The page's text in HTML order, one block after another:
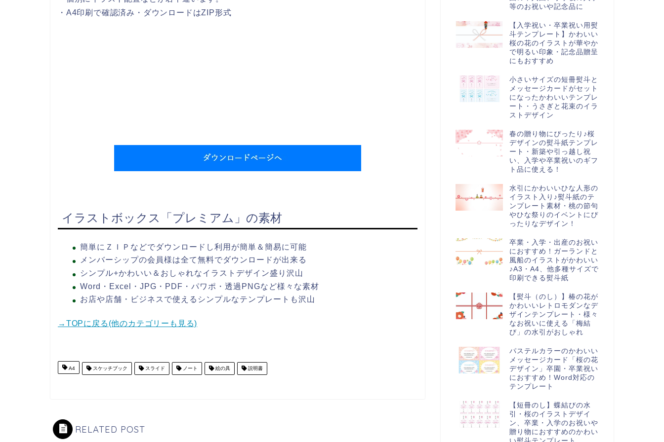
・A4印刷で確認済み・ダウンロードはZIP形式
イラストボックス「プレミアム」の素材
簡単にＺＩＰなどでダウンロードし利用が簡単＆簡易に可能
メンバーシップの会員様は全て無料でダウンロードが出来る
シンプル+かわいい＆おしゃれなイラストデザイン盛り沢山
Word・Excel・JPG・PDF・パワポ・透過PNGなど様々な素材
お店や店舗・ビジネスで使えるシンプルなテンプレートも沢山
→TOPに戻る(他のカテゴリーも見る)
A4 スケッチブック スライド ノート 絵の具 説明書
RELATED POST
等のお祝いや記念品に
【入学祝い・卒業祝い用熨
斗テンプレート】かわいい
桜の花のイラストが華やか
で明るい印象・記念品贈呈
にもおすすめ
小さいサイズの短冊熨斗と
メッセージカードがセット
になったかわいいテンプレ
ート・うさぎと花束のイラ
ストデザイン
春の贈り物にぴったり♪桜
デザインの熨斗紙テンプレ
ート・新築や引っ越し祝
い、入学や卒業祝いのギフ
ト品に使える！
水引にかわいいひな人形の
イラスト入り♪熨斗紙のテ
ンプレート素材・桃の節句
やひな祭りのイベントにぴ
ったりなデザイン！
卒業・入学・出産のお祝い
におすすめ！ガーランドと
風船のイラストがかわいい
♪A3・A4、他多種サイズで
印刷できる熨斗紙
【熨斗（のし）】椿の花が
かわいいレトロモダンなデ
ザインテンプレート・様々
なお祝いに使える「梅結
び」の水引がおしゃれ
パステルカラーのかわいい
メッセージカード「桜の花
デザイン」卒園・卒業祝い
におすすめ！Word対応の
テンプレート
【短冊のし】蝶結びの水
引・桜のイラストデザイ
ン、卒業・入学のお祝いや
贈り物におすすめのかわい